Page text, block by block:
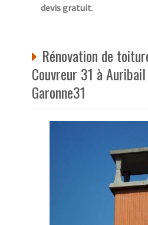
devis gratuit.
Rénovation de
Couvreur 31 à
Garonne31